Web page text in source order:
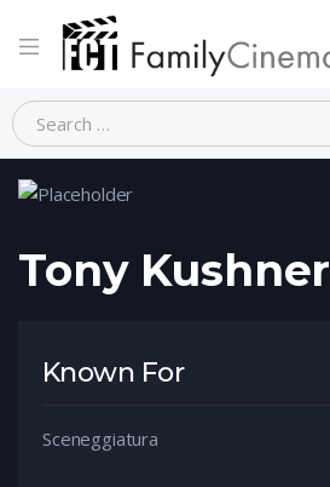
Home Person Tony Kushner
Tony Kushner
Known For
Sceneggiatura